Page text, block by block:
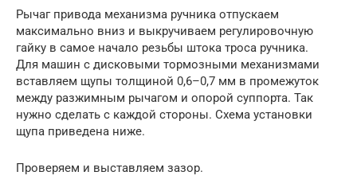
Рычаг привода механизма ручника отпускаем
максимально вниз и выкручиваем регулировочную
гайку в самое начало резьбы штока троса ручника.
Для машин с дисковыми тормозными механизмами
вставляем щупы толщиной 0,6–0,7 мм в промежуток
между разжимным рычагом и опорой суппорта. Так
нужно сделать с каждой стороны. Схема установки
щупа приведена ниже.
Проверяем и выставляем зазор.